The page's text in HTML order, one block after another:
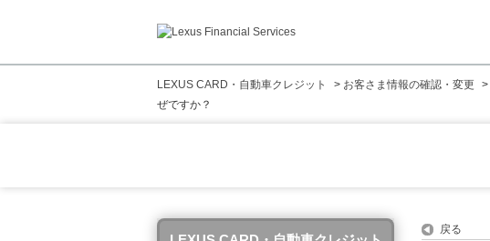
LEXUS CARD・自動車クレジット > お客さま情報の確認・変更 >
ぜですか？
戻る